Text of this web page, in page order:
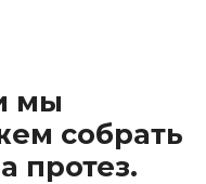
мы
собрать
протез.